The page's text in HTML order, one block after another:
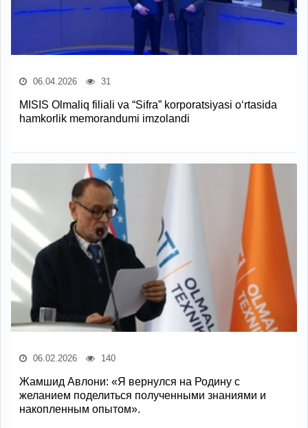
06.04.2026 31
MISIS Olmaliq filiali va “Sifra” korporatsiyasi o‘rtasida
hamkorlik memorandumi imzolandi
06.02.2026 140
Жамшид Авлони: «Я вернулся на Родину с
желанием поделиться полученными знаниями и
накопленным опытом».